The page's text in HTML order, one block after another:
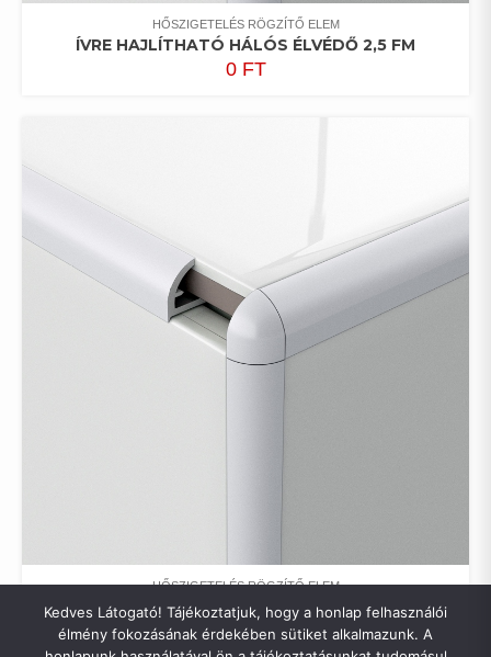
HŐSZIGETELÉS RÖGZÍTŐ ELEM
ÍVRE HAJLÍTHATÓ HÁLÓS ÉLVÉDŐ 2,5 FM
0 FT
HŐSZIGETELÉS RÖGZÍTŐ ELEM
VÍZORROS PROFIL LÁBAZATI SÍNRE PVC HÁLÓVAL
2,5 FM
0FT
Kedves Látogató! Tájékoztatjuk, hogy a honlap felhasználói
élmény fokozásának érdekében sütiket alkalmazunk. A